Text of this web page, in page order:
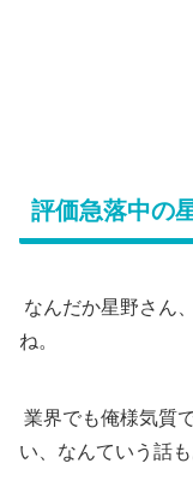
評価急落中の
なんだか星野さん
ね。
業界でも俺様気質
い、なんていう話も